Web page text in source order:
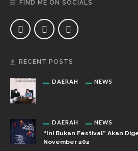
FIND ME ON SOCIALS
RECENT POSTS
DAERAH NEWS
DAERAH NEWS
“Ini Bukan Festival” Akan
November 202